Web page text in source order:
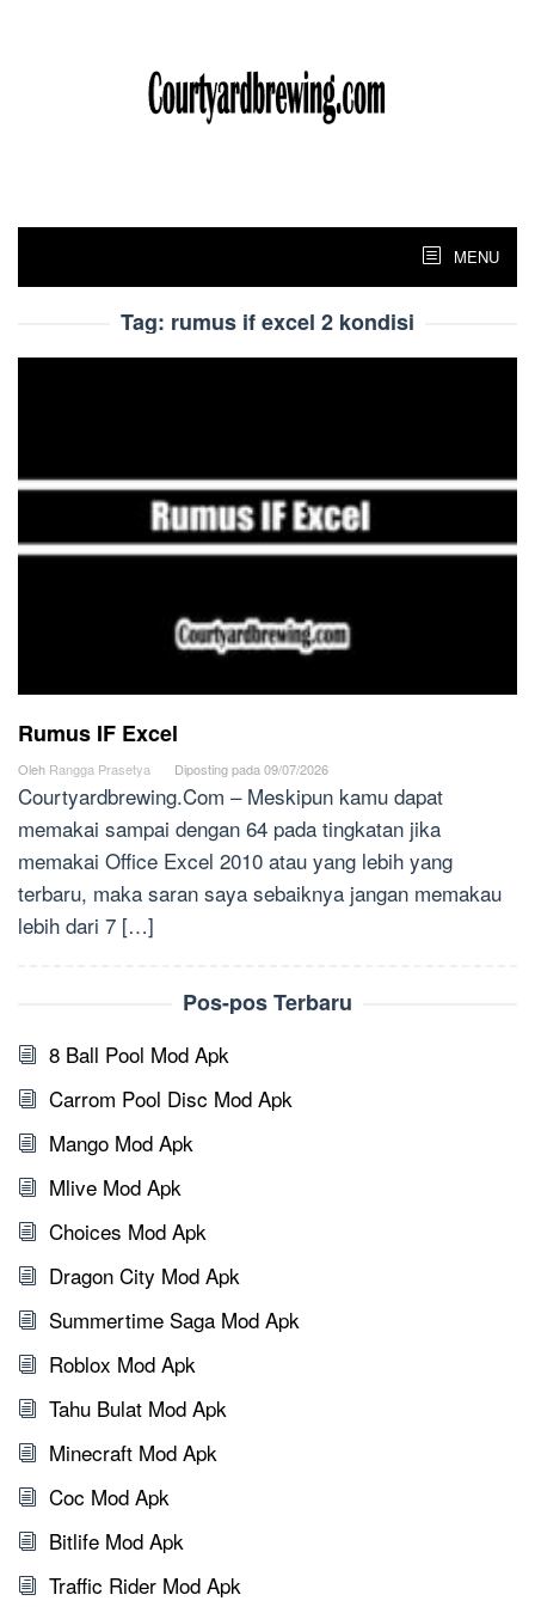
MENU
Tag: rumus if excel 2 kondisi
Rumus IF Excel
Oleh Rangga Prasetya Diposting pada 09/07/2026
Courtyardbrewing.Com – Meskipun kamu dapat
memakai sampai dengan 64 pada tingkatan jika
memakai Office Excel 2010 atau yang lebih yang
terbaru, maka saran saya sebaiknya jangan memakau
lebih dari 7 […]
Pos-pos Terbaru
8 Ball Pool Mod Apk
Carrom Pool Disc Mod Apk
Mango Mod Apk
Mlive Mod Apk
Choices Mod Apk
Dragon City Mod Apk
Summertime Saga Mod Apk
Roblox Mod Apk
Tahu Bulat Mod Apk
Minecraft Mod Apk
Coc Mod Apk
Bitlife Mod Apk
Traffic Rider Mod Apk